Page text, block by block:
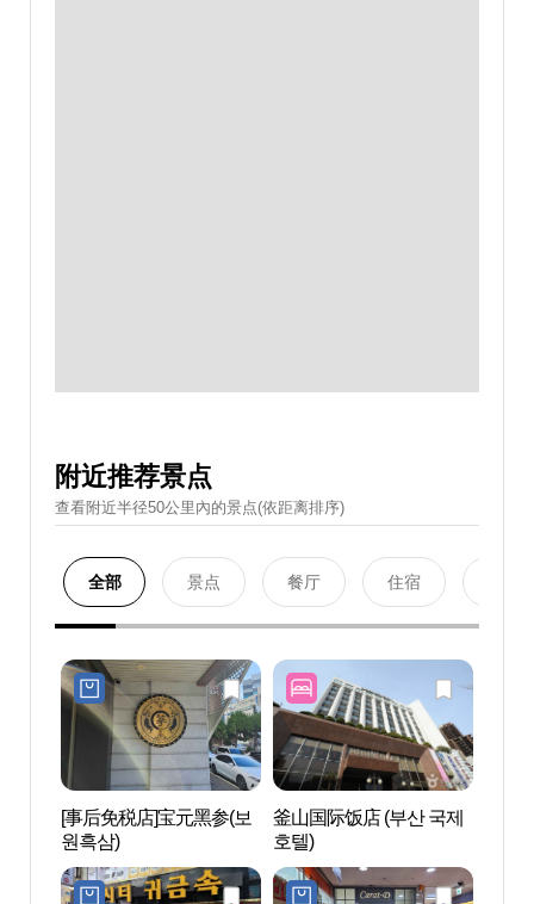
附近推荐景点
查看附近半径50公里內的景点(依距离排序)
全部 景点 餐厅 住宿
[事后免税店]宝元黑参(보
원흑삼)
釜山国际饭店 (부산 국제
호텔)